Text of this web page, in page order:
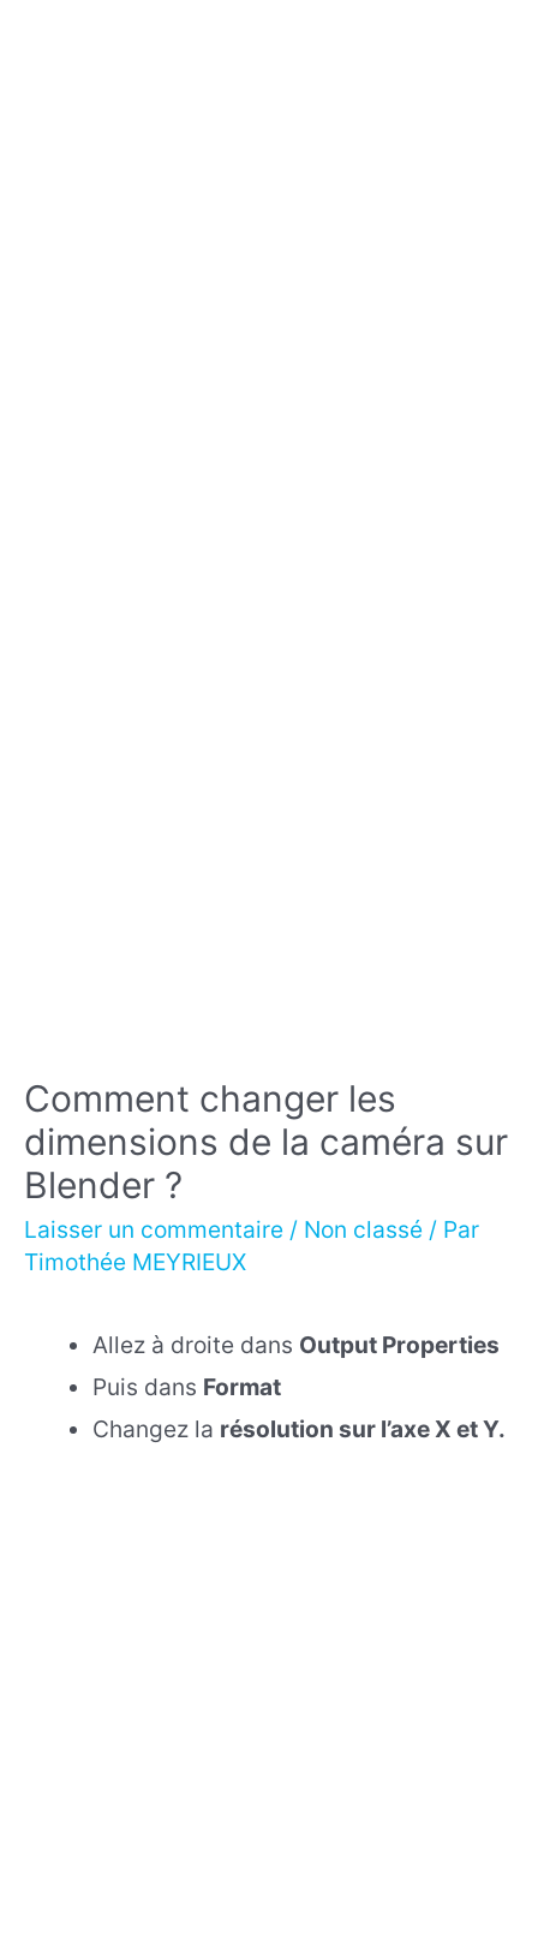
Comment changer les
dimensions de la caméra sur
Blender ?
Laisser un commentaire / Non classé / Par
Timothée MEYRIEUX
Allez à droite dans Output Properties
Puis dans Format
Changez la résolution sur l’axe X et Y.